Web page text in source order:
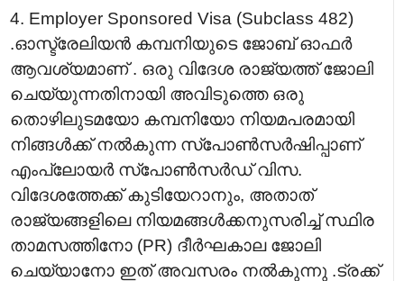
4. Employer Sponsored Visa (Subclass 482)
.ഓസ്ട്രേലിയൻ കമ്പനിയുടെ ജോബ് ഓഫർ
ആവശ്യമാണ് . ഒരു വിദേശ രാജ്യത്ത് ജോലി
ചെയ്യുന്നതിനായി അവിടുത്തെ ഒരു
തൊഴിലുടമയോ കമ്പനിയോ നിയമപരമായി
നിങ്ങൾക്ക് നൽകുന്ന സ്‌പോൺസർഷിപ്പാണ്
എംപ്ലോയർ സ്‌പോൺസർഡ് വിസ.
വിദേശത്തേക്ക് കുടിയേറാനും, അതാത്
രാജ്യങ്ങളിലെ നിയമങ്ങൾക്കനുസരിച്ച് സ്ഥിര
താമസത്തിനോ (PR) ദീർഘകാല ജോലി
ചെയ്യാനോ ഇത് അവസരം നൽകുന്നു .ട്രക്ക്